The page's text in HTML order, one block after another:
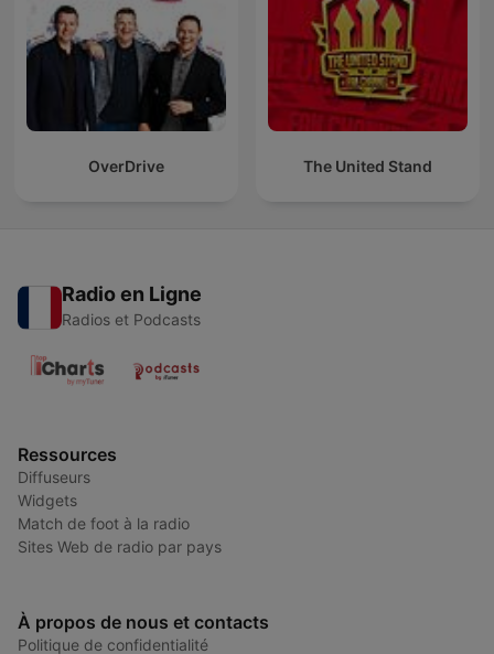
OverDrive The United Stand
Radio en Ligne
Radios et Podcasts
Ressources
Diffuseurs
Widgets
Match de foot à la radio
Sites Web de radio par pays
À propos de nous et contacts
Politique de confidentialité